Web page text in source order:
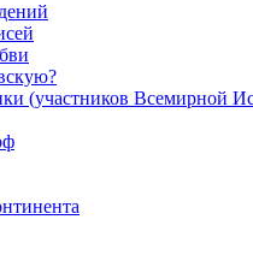
(участников Всемирной